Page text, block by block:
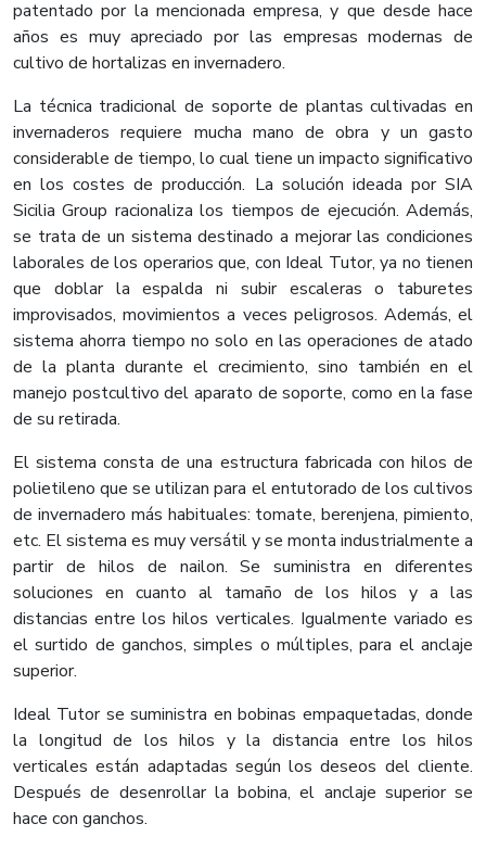
patentado por la mencionada empresa, y que desde hace
años es muy apreciado por las empresas modernas de
cultivo de hortalizas en invernadero.
La técnica tradicional de soporte de plantas cultivadas en
invernaderos requiere mucha mano de obra y un gasto
considerable de tiempo, lo cual tiene un impacto significativo
en los costes de producción. La solución ideada por SIA
Sicilia Group racionaliza los tiempos de ejecución. Además,
se trata de un sistema destinado a mejorar las condiciones
laborales de los operarios que, con Ideal Tutor, ya no tienen
que doblar la espalda ni subir escaleras o taburetes
improvisados, movimientos a veces peligrosos. Además, el
sistema ahorra tiempo no solo en las operaciones de atado
de la planta durante el crecimiento, sino también en el
manejo postcultivo del aparato de soporte, como en la fase
de su retirada.
El sistema consta de una estructura fabricada con hilos de
polietileno que se utilizan para el entutorado de los cultivos
de invernadero más habituales: tomate, berenjena, pimiento,
etc. El sistema es muy versátil y se monta industrialmente a
partir de hilos de nailon. Se suministra en diferentes
soluciones en cuanto al tamaño de los hilos y a las
distancias entre los hilos verticales. Igualmente variado es
el surtido de ganchos, simples o múltiples, para el anclaje
superior.
Ideal Tutor se suministra en bobinas empaquetadas, donde
la longitud de los hilos y la distancia entre los hilos
verticales están adaptadas según los deseos del cliente.
Después de desenrollar la bobina, el anclaje superior se
hace con ganchos.